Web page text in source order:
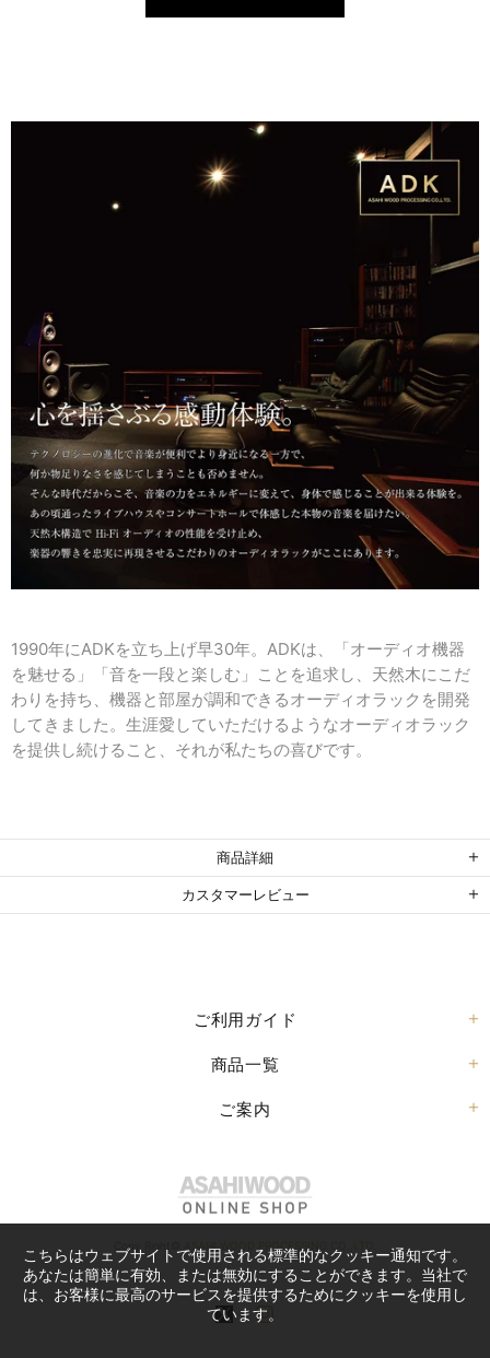
1990年にADKを立ち上げ早30年。ADKは、「オーディオ機器
を魅せる」「音を一段と楽しむ」ことを追求し、天然木にこだ
わりを持ち、機器と部屋が調和できるオーディオラックを開発
してきました。生涯愛していただけるようなオーディオラック
を提供し続けること、それが私たちの喜びです。
商品詳細
カスタマーレビュー
ご利用ガイド
商品一覧
ご案内
Copy Right© ASAHI WOOD PROCESSING CO.,LTD.
こちらはウェブサイトで使用される標準的なクッキー通知です。
あなたは簡単に有効、または無効にすることができます。当社で
は、お客様に最高のサービスを提供するためにクッキーを使用し
ています。